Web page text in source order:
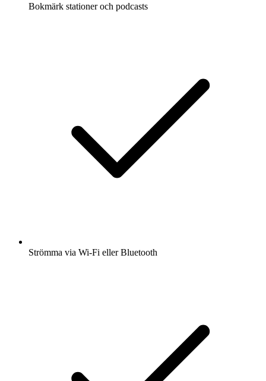
Bokmärk stationer och podcasts
Strömma via Wi-Fi eller Bluetooth